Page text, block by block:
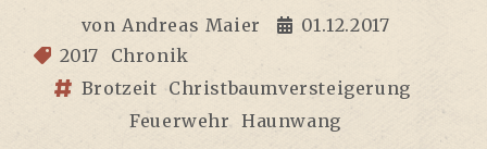
von Andreas Maier
01.12.2017
2017
Chronik
Brotzeit Christbaumversteigerung
Feuerwehr
Haunwang